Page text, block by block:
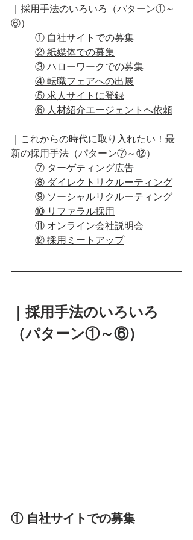
｜採用手法のいろいろ（パターン①～
⑥）
① 自社サイトでの募集
② 紙媒体での募集
③ ハローワークでの募集
④ 転職フェアへの出展
⑤ 求人サイトに登録
⑥ 人材紹介エージェントへ依頼
｜これからの時代に取り入れたい！最
新の採用手法（パターン⑦～⑫）
⑦ ターゲティング広告
⑧ ダイレクトリクルーティング
⑨ ソーシャルリクルーティング
⑩ リファラル採用
⑪ オンライン会社説明会
⑫ 採用ミートアップ
｜採用手法のいろいろ
（パターン①～⑥）
① 自社サイトでの募集